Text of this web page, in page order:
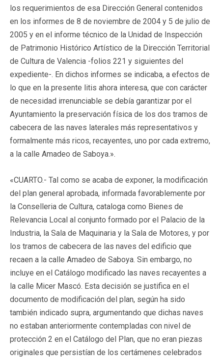
los requerimientos de esa Dirección General contenidos
en los informes de 8 de noviembre de 2004 y 5 de julio de
2005 y en el informe técnico de la Unidad de Inspección
de Patrimonio Histórico Artístico de la Dirección Territorial
de Cultura de Valencia -folios 221 y siguientes del
expediente-. En dichos informes se indicaba, a efectos de
lo que en la presente litis ahora interesa, que con carácter
de necesidad irrenunciable se debía garantizar por el
Ayuntamiento la preservación física de los dos tramos de
cabecera de las naves laterales más representativos y
formalmente más ricos, recayentes, uno por cada extremo,
a la calle Amadeo de Saboya.».
«CUARTO.- Tal como se acaba de exponer, la modificación
del plan general aprobada, informada favorablemente por
la Conselleria de Cultura, cataloga como Bienes de
Relevancia Local al conjunto formado por el Palacio de la
Industria, la Sala de Maquinaria y la Sala de Motores, y por
los tramos de cabecera de las naves del edificio que
recaen a la calle Amadeo de Saboya. Sin embargo, no
incluye en el Catálogo modificado las naves recayentes a
la calle Micer Mascó. Esta decisión se justifica en el
documento de modificación del plan, según ha sido
también indicado supra, argumentando que dichas naves
no estaban anteriormente contempladas con nivel de
protección 2 en el Catálogo del Plan, que no eran piezas
originales que persistían de los certámenes celebrados